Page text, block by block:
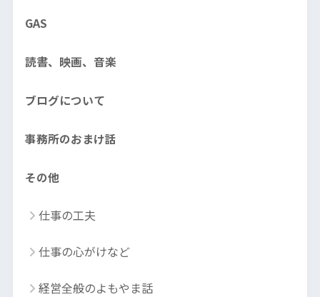
GAS
読書、映画、音楽
ブログについて
事務所のおまけ話
その他
仕事の工夫
仕事の心がけなど
経営全般のよもやま話